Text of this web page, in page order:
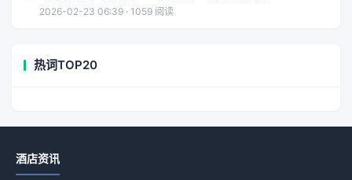
2026-02-23 06:39 · 1059 阅读
热词TOP20
酒店资讯